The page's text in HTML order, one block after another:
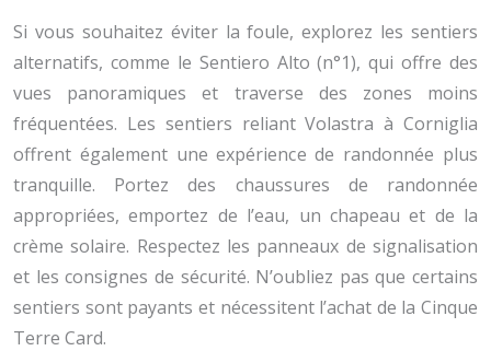
Si vous souhaitez éviter la foule, explorez les sentiers
alternatifs, comme le Sentiero Alto (n°1), qui offre des
vues panoramiques et traverse des zones moins
fréquentées. Les sentiers reliant Volastra à Corniglia
offrent également une expérience de randonnée plus
tranquille. Portez des chaussures de randonnée
appropriées, emportez de l’eau, un chapeau et de la
crème solaire. Respectez les panneaux de signalisation
et les consignes de sécurité. N’oubliez pas que certains
sentiers sont payants et nécessitent l’achat de la Cinque
Terre Card.